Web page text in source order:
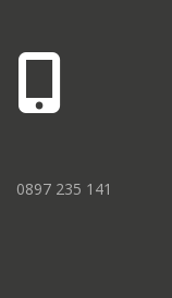
0897 235 141